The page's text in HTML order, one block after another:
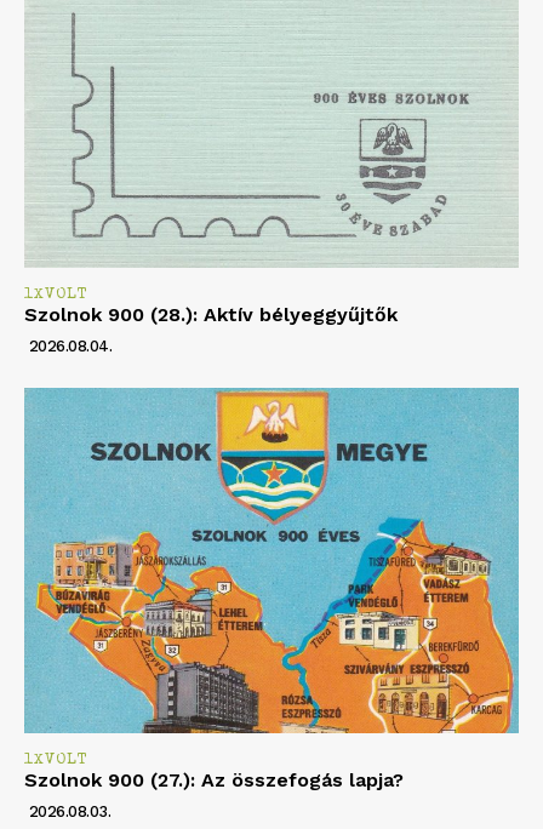
1XVOLT
Szolnok 900 (28.): Aktív bélyeggyűjtők
2026.08.04.
1XVOLT
Szolnok 900 (27.): Az összefogás lapja?
2026.08.03.